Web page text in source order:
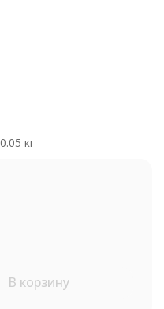
0.05 кг
В корзину